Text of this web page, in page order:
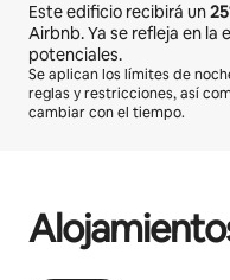
Este edificio recibirá un
Airbnb. Ya se refleja en la
potenciales.
Se aplican los límites de
reglas y restricciones, así
cambiar con el tiempo.